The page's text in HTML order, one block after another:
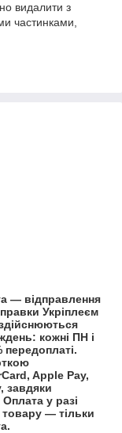
видалити з
частинками,
— відправлення
Укріплеєм
кожні ПН і
передоплаті.
Apple Pay,
завдяки
у разі
— тільки